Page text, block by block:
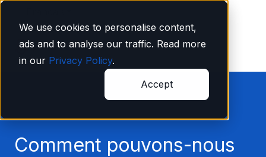
We use cookies to personalise content,
ads and to analyse our traffic. Read more
in our Privacy Policy.
Accept
Comment pouvons-nous